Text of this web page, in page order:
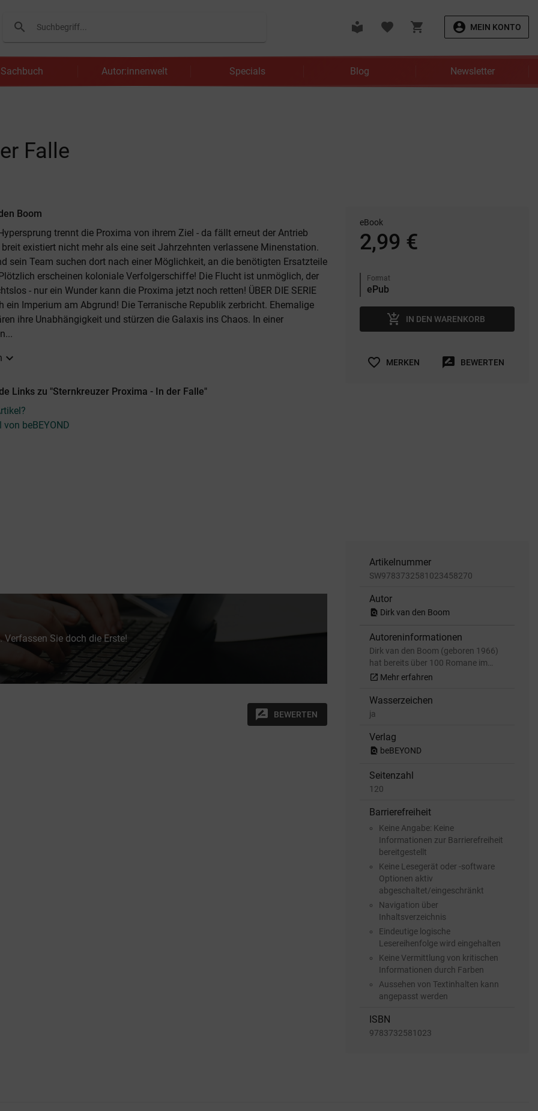
search
Suchen local_library favorite shopping_cart account_circle MEIN KONTO
Sachbuch Autor:innenwelt Specials Blog Newsletter
Falle
Boom
trennt die Proxima von ihrem Ziel - da fällt erneut der Antrieb
breit existiert nicht mehr als eine seit Jahrzehnten verlassene Minenstation.
sein Team suchen dort nach einer Möglichkeit, an die benötigten Ersatzteile
Plötzlich erscheinen koloniale Verfolgerschiffe! Die Flucht ist unmöglich, der
- nur ein Wunder kann die Proxima jetzt noch retten! ÜBER DIE SERIE
ein Imperium am Abgrund! Die Terranische Republik zerbricht. Ehemalige
ihre Unabhängigkeit und stürzen die Galaxis ins Chaos. In einer
expand_more
Links zu "Sternkreuzer Proxima - In der Falle"
von beBEYOND
eBook
2,99 €
Format
add_shopping_cart IN DEN WARENKORB
favorite_border MERKEN rate_review BEWERTEN
Verfassen Sie doch die Erste!
rate_review BEWERTEN
Artikelnummer
SW9783732581023458270
Autor
find_in_page Dirk van den Boom
Autoreninformationen
Dirk van den Boom (geboren 1966)
hat bereits über 100 Romane im…
open_in_new Mehr erfahren
Wasserzeichen
ja
Verlag
find_in_page beBEYOND
Seitenzahl
120
Barrierefreiheit
Keine Angabe: Keine
Informationen zur Barrierefreiheit
bereitgestellt
Keine Lesegerät oder -software
Optionen aktiv
abgeschaltet/eingeschränkt
Navigation über
Inhaltsverzeichnis
Eindeutige logische
Lesereihenfolge wird eingehalten
Keine Vermittlung von kritischen
Informationen durch Farben
Aussehen von Textinhalten kann
angepasst werden
ISBN
9783732581023